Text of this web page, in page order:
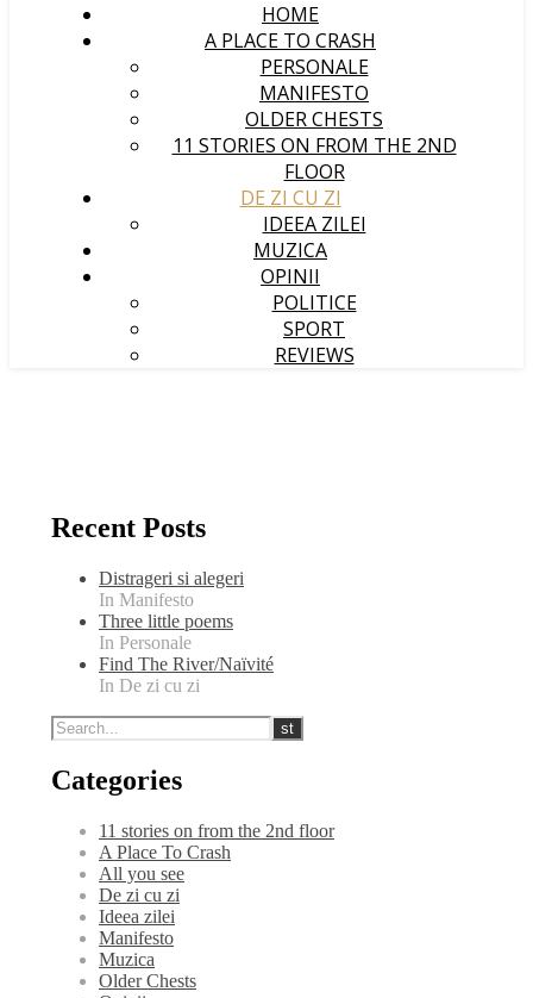
HOME
A PLACE TO CRASH
PERSONALE
MANIFESTO
OLDER CHESTS
11 STORIES ON FROM THE 2ND
FLOOR
DE ZI CU ZI
IDEEA ZILEI
MUZICA
OPINII
POLITICE
SPORT
REVIEWS
Recent Posts
Distrageri si alegeri
In Manifesto
Three little poems
In Personale
Find The River/Naïvité
In De zi cu zi
Categories
11 stories on from the 2nd floor
A Place To Crash
All you see
De zi cu zi
Ideea zilei
Manifesto
Muzica
Older Chests